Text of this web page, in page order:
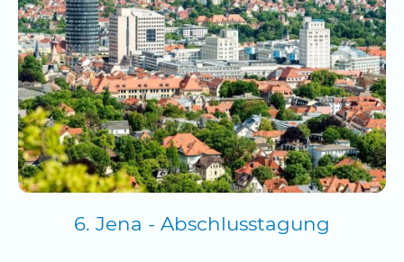
6. Jena - Abschlusstagung